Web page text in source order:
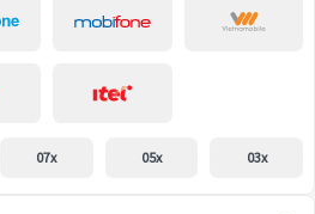
07x 05x 03x